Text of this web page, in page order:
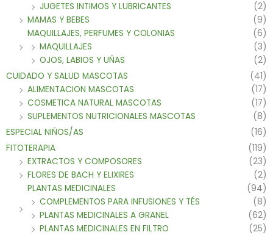
JUGETES INTIMOS Y LUBRICANTES
(2)
MAMAS Y BEBES
(9)
MAQUILLAJES, PERFUMES Y COLONIAS
(6)
MAQUILLAJES
(3)
OJOS, LABIOS Y UÑAS
(2)
CUIDADO Y SALUD MASCOTAS
(41)
ALIMENTACION MASCOTAS
(17)
COSMETICA NATURAL MASCOTAS
(17)
SUPLEMENTOS NUTRICIONALES MASCOTAS
(8)
ESPECIAL NIÑOS/AS
(16)
FITOTERAPIA
(119)
EXTRACTOS Y COMPOSORES
(23)
FLORES DE BACH Y ELIXIRES
(2)
PLANTAS MEDICINALES
(94)
COMPLEMENTOS PARA INFUSIONES Y TÉS
(8)
PLANTAS MEDICINALES A GRANEL
(62)
PLANTAS MEDICINALES EN FILTRO
(25)